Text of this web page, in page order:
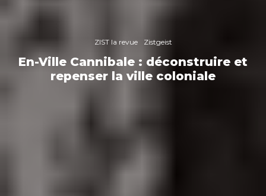
ZIST la revue Zistgeist
En-Ville Cannibale : déconstruire et
repenser la ville coloniale